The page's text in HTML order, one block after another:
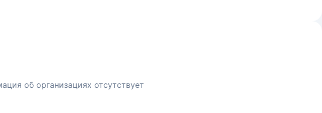
об организациях отсутствует